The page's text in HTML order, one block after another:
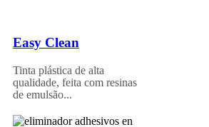
Easy Clean
Tinta plástica de alta
qualidade, feita com resinas
de emulsão...